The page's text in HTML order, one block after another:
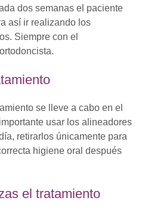
dos semanas el paciente
así ir realizando los
Siempre con el
se lleve a cabo en el
usar los alineadores
retirarlos únicamente para
higiene oral después
el tratamiento